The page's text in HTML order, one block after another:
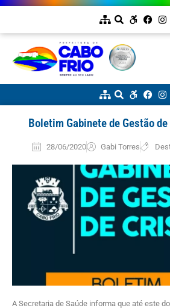
Boletim Gabinete de Gestão
28/06/2020 Gabi Torres
A Secretaria de Saúde informa que até este